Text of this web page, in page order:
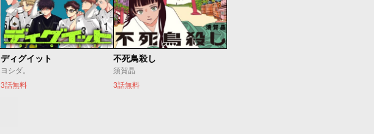
ディグイット
ヨシダ。
3話無料
不死鳥殺し
須賀晶
3話無料